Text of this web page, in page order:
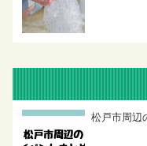
松戸市周辺